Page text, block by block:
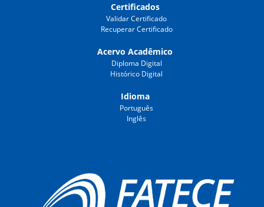
Certificados
Validar Certificado
Recuperar Certificado
Acervo Acadêmico
Diploma Digital
Histórico Digital
Idioma
Português
Inglês